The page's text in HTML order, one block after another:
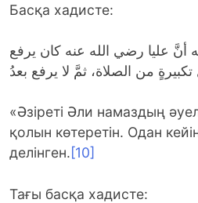
Басқа хадисте:
عليا رضي الله عنه كان يرفع
من الصلاة، ثمَّ لا يرفع بعدُ
«Әзіреті Әли намаздың
қолын көтеретін. Одан
делінген.[10]
Тағы басқа хадисте: